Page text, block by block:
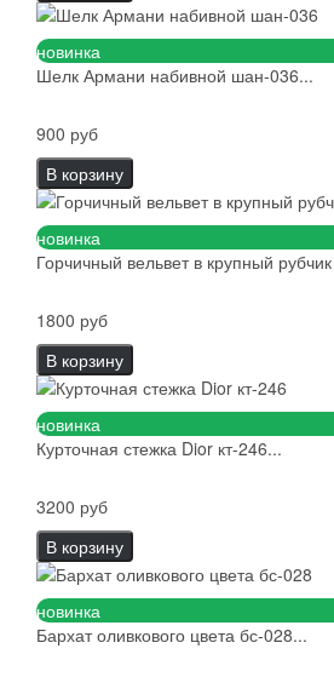
новинка
Шелк Армани набивной шан-036...
900 руб
В корзину
новинка
Горчичный вельвет в крупный
1800 руб
В корзину
новинка
Курточная стежка Dior кт-246...
3200 руб
В корзину
новинка
Бархат оливкового цвета бс-028...